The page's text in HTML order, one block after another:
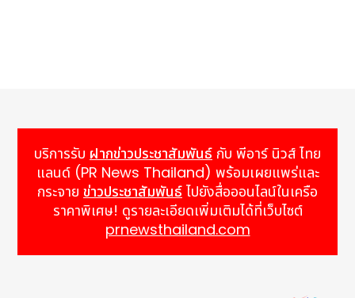
เดียวกัน หน่วยงานกำกับดูแลก็พยายามปรับตัวให้ทันกับ
ความก้าวหน้าทางเทคโนโลยี แต่ยังตามหลังอัตราการนำ
เทคโนโลยีไปใช้ในภาคอุตสาหกรรมอยู่มาก ซึ่งก่อให้เกิด
คำถามสำคัญหลายประการ ทั้งในด้านความเสี่ยงเชิงระบบ
ความผันผวนของตลาดที่เกิดจาก AI และการกำกับดูแล
Aaron Hill หัวหน้าฝ่ายวิจัยของ FP Markets แสดง
บริการรับ ฝากข่าวประชาสัมพันธ์ กับ พีอาร์ นิวส์ ไทย
แลนด์ (PR News Thailand) พร้อมเผยแพร่และ
กระจาย ข่าวประชาสัมพันธ์ ไปยังสื่อออนไลน์ในเครือ
ราคาพิเศษ! ดูรายละเอียดเพิ่มเติมได้ที่เว็บไซต์
prnewsthailand.com